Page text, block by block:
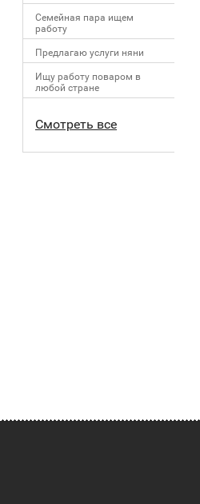
Семейная пара ищем
работу
Предлагаю услуги няни
Ищу работу поваром в
любой стране
Смотреть все